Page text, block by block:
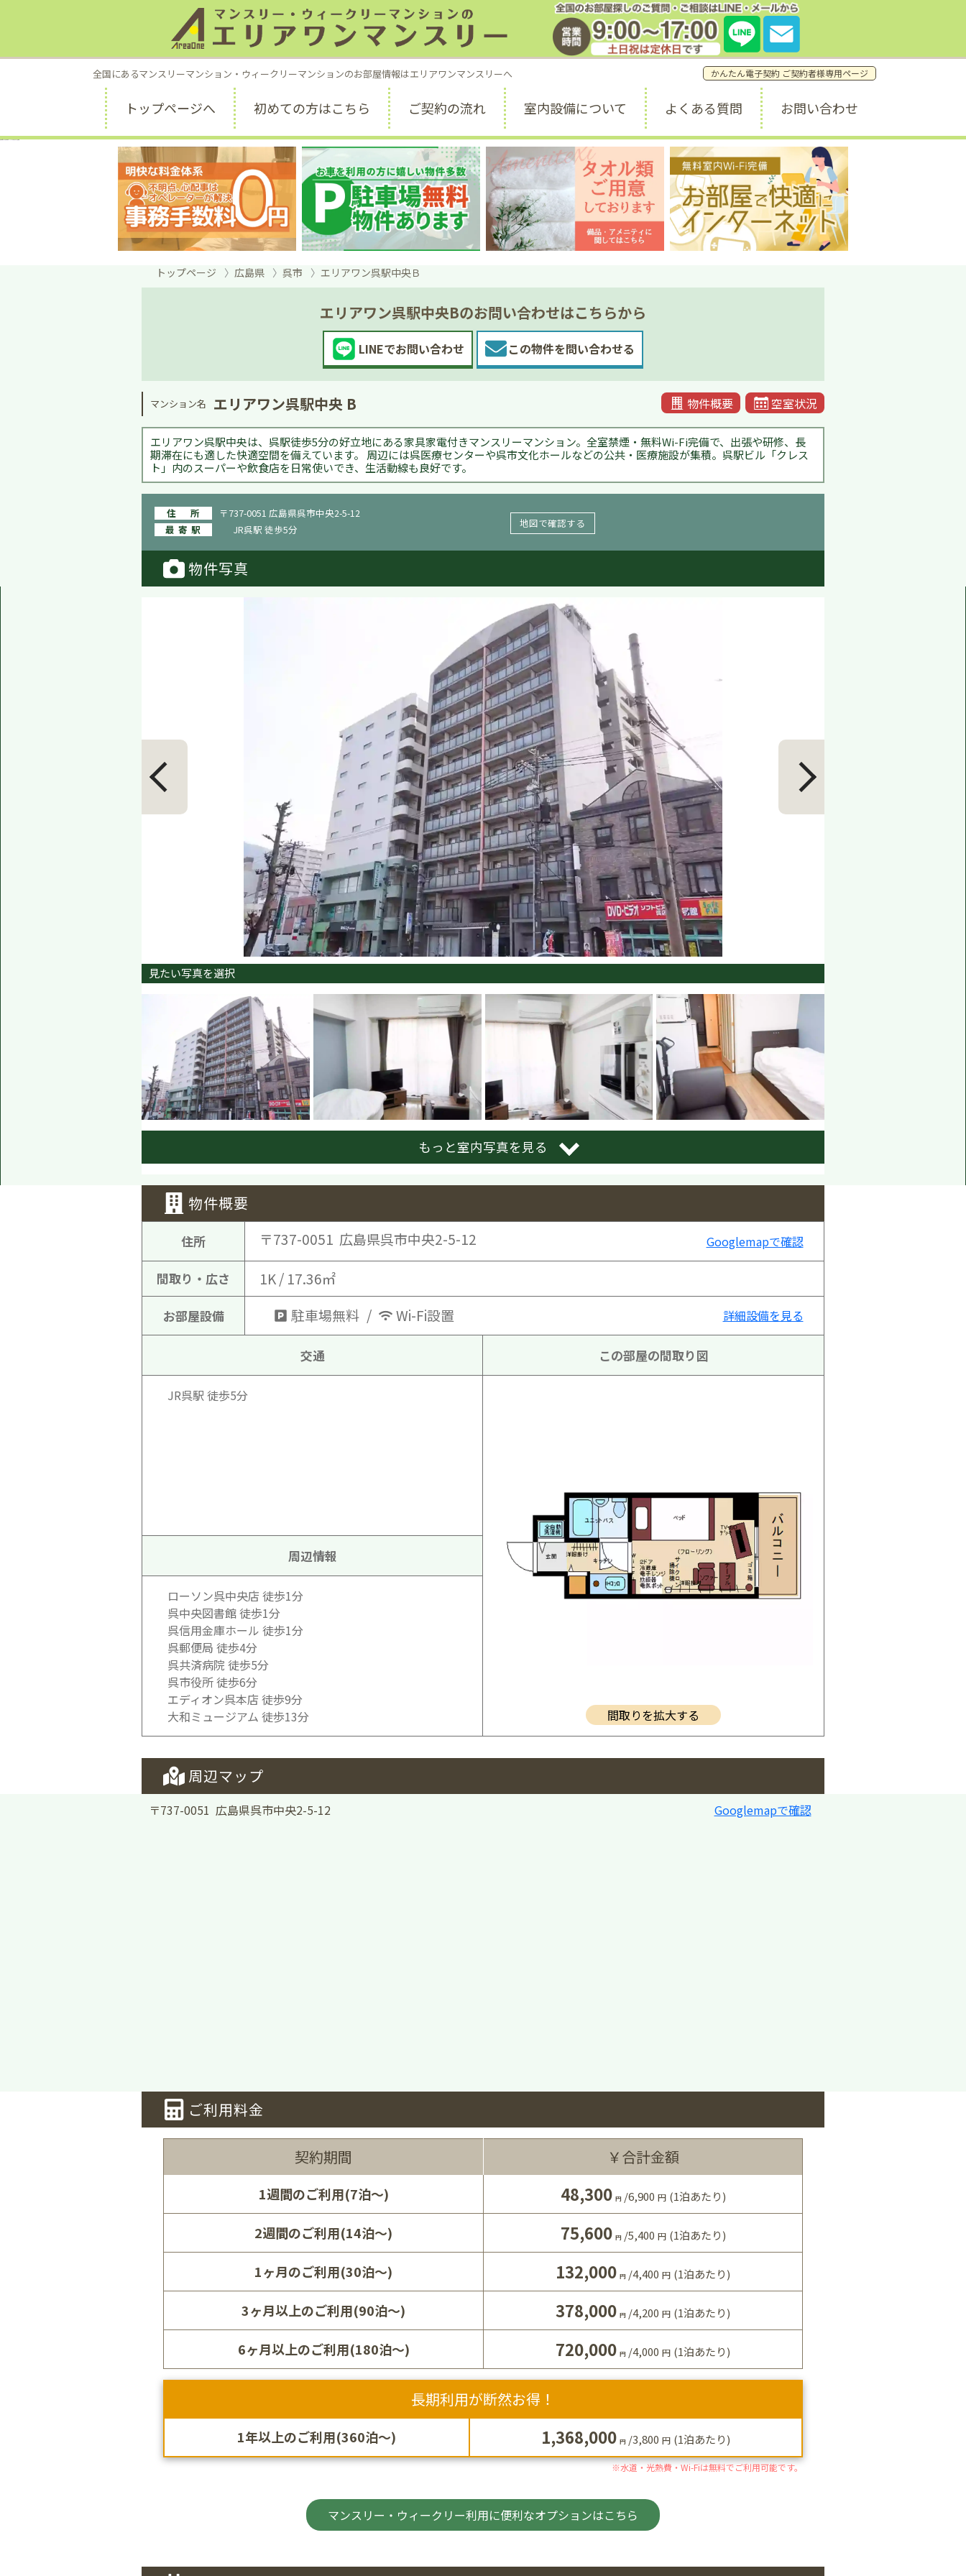
お部屋探しのご質問・ご相談窓口はこちら。
受付時間 9:00 ～ 17:00 (土日祝休み) info@a1weekly.com
全国にあるマンスリーマンション・ウィークリーマンションのお部屋情報はエリアワンマンスリーへ かんたん電子契約 ご契約者様専用ページ
トップページへ 初めての方はこちら ご契約の流れ 室内設備について よくある質問 お問い合わせ
トップページ 広島県 呉市 エリアワン呉駅中央Ｂ
エリアワン呉駅中央Bのお問い合わせはこちらから
LINEでお問い合わせ この物件を問い合わせる
マンション名 エリアワン呉駅中央 B 物件概要 空室状況
エリアワン呉駅中央は、呉駅徒歩5分の好立地にある家具家電付きマンスリーマンション。全室禁煙・無料Wi-Fi完備で、出張や研修、長
期滞在にも適した快適空間を備えています。 周辺には呉医療センターや呉市文化ホールなどの公共・医療施設が集積。呉駅ビル「クレス
ト」内のスーパーや飲食店を日常使いでき、生活動線も良好です。
住所
〒737-0051 広島県呉市中央2-5-12
最寄駅
JR呉駅 徒歩5分 地図で確認する
物件写真
見たい写真を選択
もっと室内写真を見る
物件概要
住所 〒737-0051 広島県呉市中央2-5-12 Googlemapで確認
間取り・広さ 1K / 17.36㎡
お部屋設備 駐車場無料 Wi-Fi設置 詳細設備を見る
交通
JR呉駅 徒歩5分
周辺情報
ローソン呉中央店 徒歩1分
呉中央図書館 徒歩1分
呉信用金庫ホール 徒歩1分
呉郵便局 徒歩4分
呉共済病院 徒歩5分
呉市役所 徒歩6分
エディオン呉本店 徒歩9分
大和ミュージアム 徒歩13分
この部屋の間取り図
間取りを拡大する
周辺マップ
〒737-0051 広島県呉市中央2-5-12 Googlemapで確認
ご利用料金
契約期間 ￥合計金額
1週間のご利用(7泊～) 48,300 円 /6,900 円 (1泊あたり)
2週間のご利用(14泊～) 75,600 円 /5,400 円 (1泊あたり)
1ヶ月のご利用(30泊～) 132,000 円 /4,400 円 (1泊あたり)
3ヶ月以上のご利用(90泊～) 378,000 円 /4,200 円 (1泊あたり)
6ヶ月以上のご利用(180泊～) 720,000 円 /4,000 円 (1泊あたり)
長期利用が断然お得！
1年以上のご利用(360泊～) 1,368,000 円 /3,800 円 (1泊あたり)
※水道・光熱費・Wi-Fiは無料でご利用可能です。
マンスリー・ウィークリー利用に便利なオプションはこちら